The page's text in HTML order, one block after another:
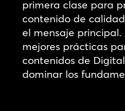
primera clase para
contenido de
el mensaje principal.
mejores prácticas
contenidos de
dominar los